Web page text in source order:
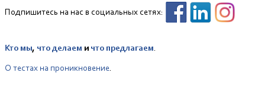
Подпишитесь на нас в социальных сетях:
Кто мы, что делаем и что предлагаем.
О тестах на проникновение.